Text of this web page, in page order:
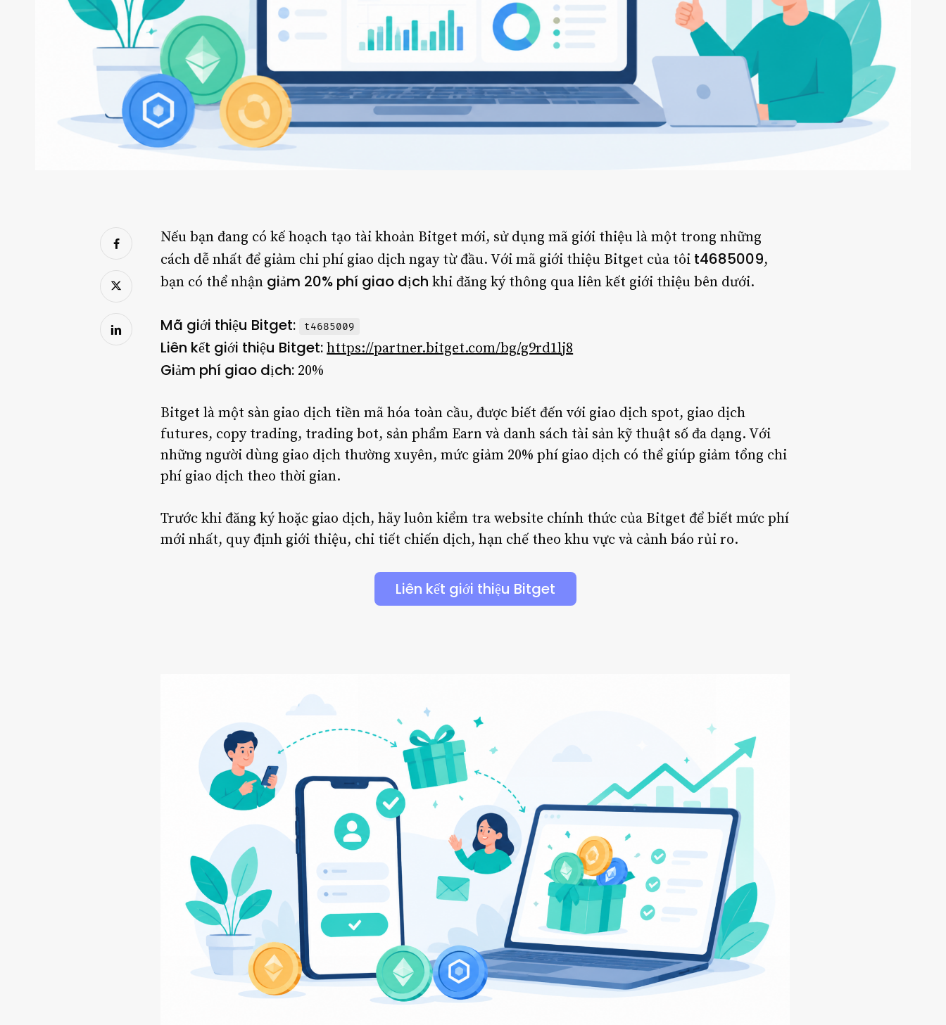
Nếu bạn đang có kế hoạch tạo tài khoản Bitget mới, sử dụng mã giới thiệu là một trong những
cách dễ nhất để giảm chi phí giao dịch ngay từ đầu. Với mã giới thiệu Bitget của tôi t4685009,
bạn có thể nhận giảm 20% phí giao dịch khi đăng ký thông qua liên kết giới thiệu bên dưới.
Mã giới thiệu Bitget: t4685009
Liên kết giới thiệu Bitget: https://partner.bitget.com/bg/g9rd1lj8
Giảm phí giao dịch: 20%
Bitget là một sàn giao dịch tiền mã hóa toàn cầu, được biết đến với giao dịch spot, giao dịch
futures, copy trading, trading bot, sản phẩm Earn và danh sách tài sản kỹ thuật số đa dạng. Với
những người dùng giao dịch thường xuyên, mức giảm 20% phí giao dịch có thể giúp giảm tổng chi
phí giao dịch theo thời gian.
Trước khi đăng ký hoặc giao dịch, hãy luôn kiểm tra website chính thức của Bitget để biết mức phí
mới nhất, quy định giới thiệu, chi tiết chiến dịch, hạn chế theo khu vực và cảnh báo rủi ro.
Liên kết giới thiệu Bitget